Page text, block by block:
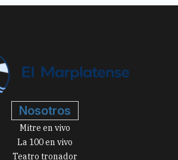
Nosotros
Mitre en vivo
La 100 en vivo
Teatro tronador